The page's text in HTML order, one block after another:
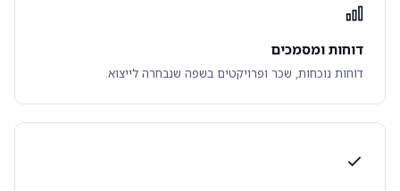
דוחות ומסמכים
דוחות נוכחות, שכר ופרויקטים בשפה שנבחרה לייצוא.